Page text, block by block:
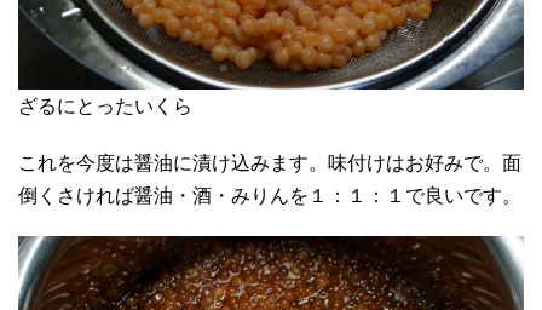
ざるにとったいくら
これを今度は醤油に漬け込みます。味付けはお好みで。面
倒くさければ醤油・酒・みりんを１：１：１で良いです。